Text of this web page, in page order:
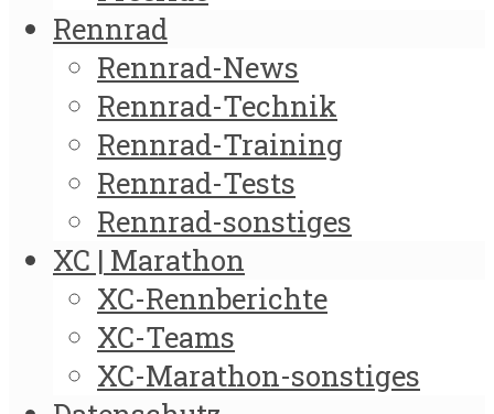
Rennrad
Rennrad-News
Rennrad-Technik
Rennrad-Training
Rennrad-Tests
Rennrad-sonstiges
XC | Marathon
XC-Rennberichte
XC-Teams
XC-Marathon-sonstiges